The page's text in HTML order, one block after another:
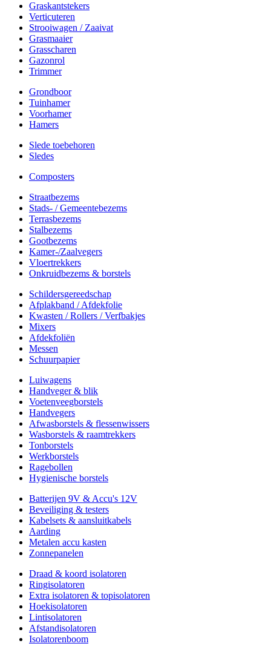
Graskantstekers
Verticuteren
Strooiwagen / Zaaivat
Grasmaaier
Grasscharen
Gazonrol
Trimmer
Grondboor
Tuinhamer
Voorhamer
Hamers
Slede toebehoren
Sledes
Composters
Straatbezems
Stads- / Gemeentebezems
Terrasbezems
Stalbezems
Gootbezems
Kamer-/Zaalvegers
Vloertrekkers
Onkruidbezems & borstels
Schildersgereedschap
Afplakband / Afdekfolie
Kwasten / Rollers / Verfbakjes
Mixers
Afdekfoliën
Messen
Schuurpapier
Luiwagens
Handveger & blik
Voetenveegborstels
Handvegers
Afwasborstels & flessenwissers
Wasborstels & raamtrekkers
Tonborstels
Werkborstels
Ragebollen
Hygienische borstels
Batterijen 9V & Accu's 12V
Beveiliging & testers
Kabelsets & aansluitkabels
Aarding
Metalen accu kasten
Zonnepanelen
Draad & koord isolatoren
Ringisolatoren
Extra isolatoren & topisolatoren
Hoekisolatoren
Lintisolatoren
Afstandisolatoren
Isolatorenboom